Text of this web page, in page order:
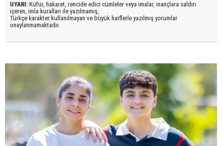
UYARI: Küfür, hakaret, rencide edici cümleler veya imalar, inançlara saldırı
içeren, imla kuralları ile yazılmamış,
Türkçe karakter kullanılmayan ve büyük harflerle yazılmış yorumlar
onaylanmamaktadır.